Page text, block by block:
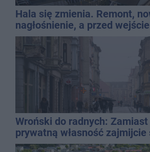
Hala się zmienia. Remont,
nagłośnienie, a przed
QEMETICA ARENA
Wroński do radnych:
prywatną własność zajmijcie
gospodarką